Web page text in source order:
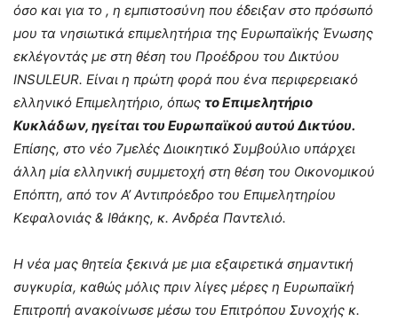
όσο και για το , η εμπιστοσύνη που έδειξαν στο πρόσωπό
μου τα νησιωτικά επιμελητήρια της Ευρωπαϊκής Ένωσης
εκλέγοντάς με στη θέση του Προέδρου του Δικτύου
INSULEUR. Είναι η πρώτη φορά που ένα περιφερειακό
ελληνικό Επιμελητήριο, όπως το Επιμελητήριο
Κυκλάδων, ηγείται του Ευρωπαϊκού αυτού Δικτύου.
Επίσης, στο νέο 7μελές Διοικητικό Συμβούλιο υπάρχει
άλλη μία ελληνική συμμετοχή στη θέση του Οικονομικού
Επόπτη, από τον Α’ Αντιπρόεδρο του Επιμελητηρίου
Κεφαλονιάς & Ιθάκης, κ. Ανδρέα Παντελιό.
Η νέα μας θητεία ξεκινά με μια εξαιρετικά σημαντική
συγκυρία, καθώς μόλις πριν λίγες μέρες η Ευρωπαϊκή
Επιτροπή ανακοίνωσε μέσω του Επιτρόπου Συνοχής κ.